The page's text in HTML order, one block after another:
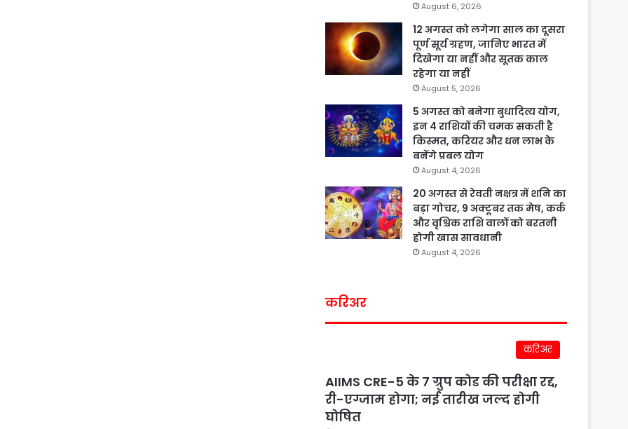
August 6, 2026
12 अगस्त को लगेगा साल का दूसरा
पूर्ण सूर्य ग्रहण, जानिए भारत में
दिखेगा या नहीं और सूतक काल
रहेगा या नहीं
August 5, 2026
5 अगस्त को बनेगा बुधादित्य योग,
इन 4 राशियों की चमक सकती है
किस्मत, करियर और धन लाभ के
बनेंगे प्रबल योग
August 4, 2026
20 अगस्त से रेवती नक्षत्र में शनि का
बड़ा गोचर, 9 अक्टूबर तक मेष, कर्क
और वृश्चिक राशि वालों को बरतनी
होगी खास सावधानी
August 4, 2026
करिअर
करिअर
AIIMS CRE-5 के 7 ग्रुप कोड की परीक्षा रद्द,
री-एग्जाम होगा; नई तारीख जल्द होगी
घोषित